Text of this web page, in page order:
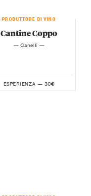
PRODUTTORE DI VINO
Cantine Coppo
— Canelli —
ESPERIENZA — 30€